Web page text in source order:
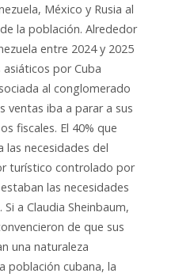
México y Rusia al
la población. Alrededor
entre 2024 y 2025
por Cuba
al conglomerado
ventas iba a parar a sus
fiscales. El 40% que
las necesidades del
turístico controlado por
las necesidades
a Claudia Sheinbaum,
de que sus
una naturaleza
población cubana, la